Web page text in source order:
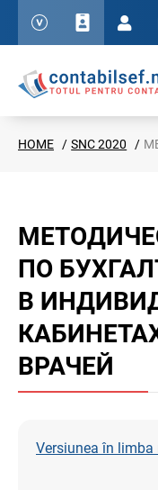
HOME SNC 2020
ПО
В
ВРАЧЕЙ
Versiunea în limba